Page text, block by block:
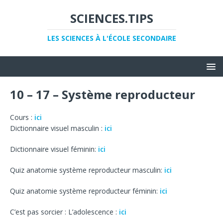
SCIENCES.TIPS
LES SCIENCES À L'ÉCOLE SECONDAIRE
10 – 17 – Système reproducteur
Cours : ici
Dictionnaire visuel masculin : ici
Dictionnaire visuel féminin: ici
Quiz anatomie système reproducteur masculin: ici
Quiz anatomie système reproducteur féminin: ici
C’est pas sorcier : L’adolescence : ici